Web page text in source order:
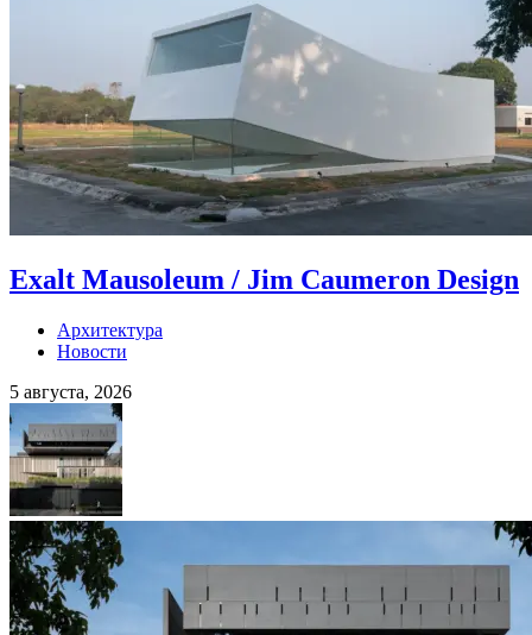
Exalt Mausoleum / Jim Caumeron Design
Архитектура
Новости
5 августа, 2026